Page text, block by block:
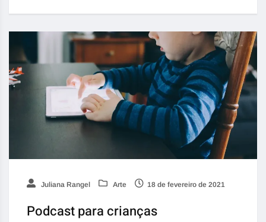
Juliana Rangel Arte 18 de fevereiro de 2021
Podcast para crianças